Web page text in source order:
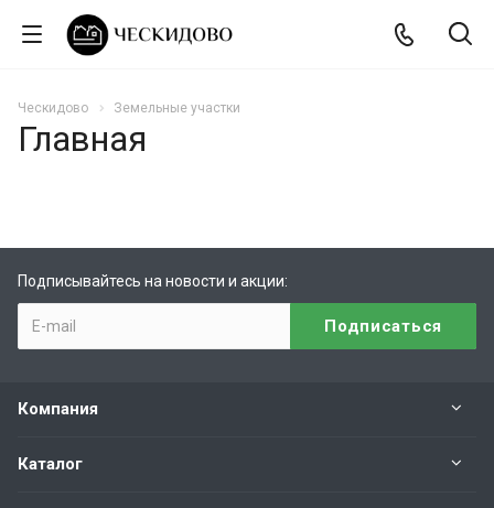
Ческидово Земельные участки
Главная
Подписывайтесь на новости и акции:
Компания
Каталог